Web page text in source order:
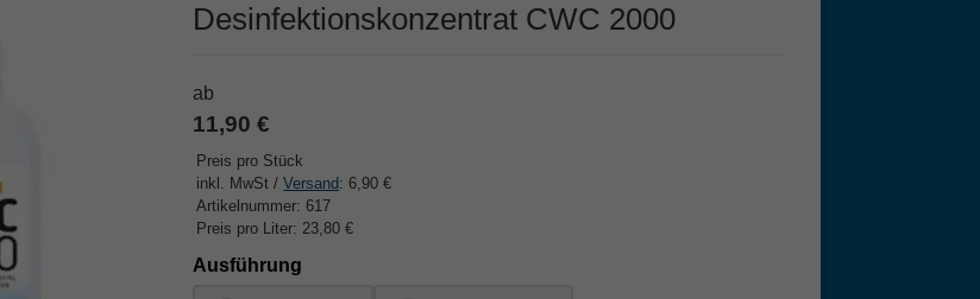
Desinfektionskonzentrat CWC 2000
ab
11,90 €
Preis pro Stück
inkl. MwSt /Versand: 6,90 €
Artikelnummer: 617
Preis pro Liter: 23,80 €
Ausführung